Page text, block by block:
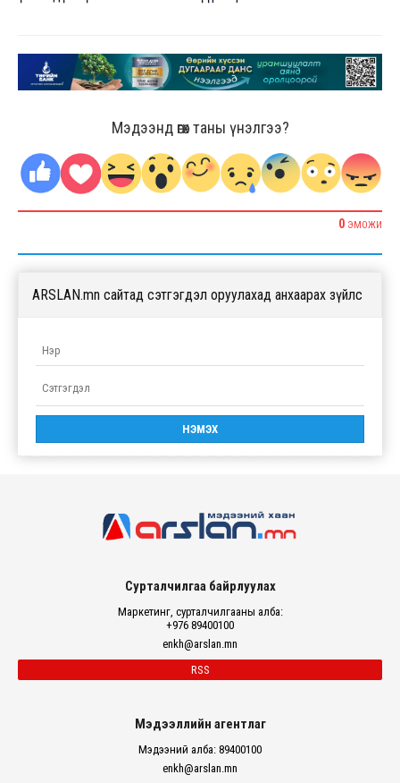
Мэдээнд өгөх таны үнэлгээ?
0 ЭМОЖИ
ARSLAN.mn сайтад сэтгэгдэл оруулахад анхаарах зүйлс
Сурталчилгаа байрлуулах
Маркетинг, сурталчилгааны алба:
+976 89400100
enkh@arslan.mn
RSS
Мэдээллийн агентлаг
Мэдээний алба: 89400100
enkh@arslan.mn